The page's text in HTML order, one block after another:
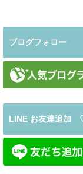
ブログフォロー
LINE お友達追加